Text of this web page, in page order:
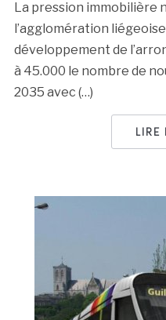
La pression immobilière
l’agglomération
développement de
à 45.000 le nombre de
2035 avec (…)
LIRE